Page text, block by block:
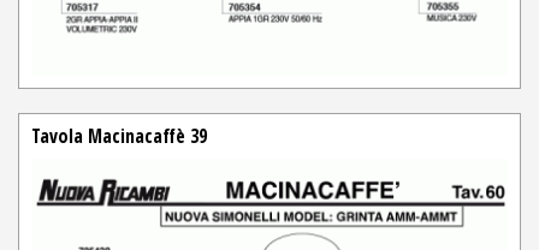
Tavola Macinacaffè 39